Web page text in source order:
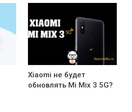
Xiaomi не будет
обновлять Mi Mix 3 5G?